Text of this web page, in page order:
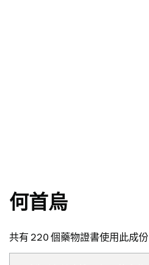
何首烏
共有 220 個藥物證書使用此成份